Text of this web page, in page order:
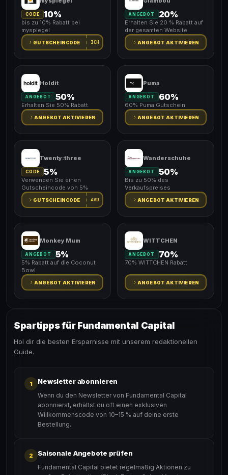
CODE 10%
bis zu 10% Rabatt bei
myspiegel
GUTSCHEINCODE ICH
ANGEBOT 20%
Erhalten Sie 20 % Rabatt auf
der gesamten Website.
ANGEBOT AKTIVIEREN
Holdit
ANGEBOT 50%
Erhalten Sie 50% Rabatt.
ANGEBOT AKTIVIEREN
Puma
ANGEBOT 60%
60% Puma Gutschein
ANGEBOT AKTIVIEREN
Twenty:three
CODE 5%
Verwenden Sie einen
Gutscheincode von 5%
GUTSCHEINCODE 4AD
Wanderschuhe
ANGEBOT 50%
Bis zu 50% des
Verkaufspreises
ANGEBOT AKTIVIEREN
Monkey Mum
ANGEBOT 5%
5% Rabatt auf die Coconut
Bowl
ANGEBOT AKTIVIEREN
WITTCHEN
ANGEBOT 70%
70% WITTCHEN Rabatt
ANGEBOT AKTIVIEREN
Spartipps für Fundamental Capital
Hol dir die besten Ersparnisse mit unserem redaktionellen
Guide.
1 Newsletter abonnieren
Wenn du den Newsletter von Fundamental Capital
abonnierst, erhältst du oft einen exklusiven
Willkommenscode von 10–15 % auf deine erste
Bestellung.
2 Saisonale Angebote prüfen
Fundamental Capital bietet regelmäßig Aktionen zu